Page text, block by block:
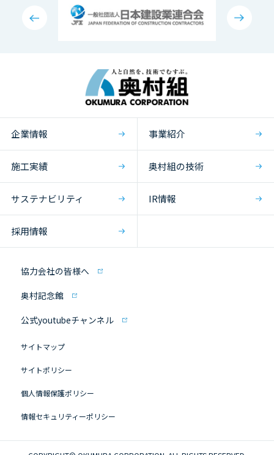
企業情報 事業紹介
施工実績 奥村組の技術
サステナビリティ IR情報
採用情報
協力会社の皆様へ
奥村記念館
公式youtubeチャンネル
サイトマップ
サイトポリシー
個人情報保護ポリシー
情報セキュリティーポリシー